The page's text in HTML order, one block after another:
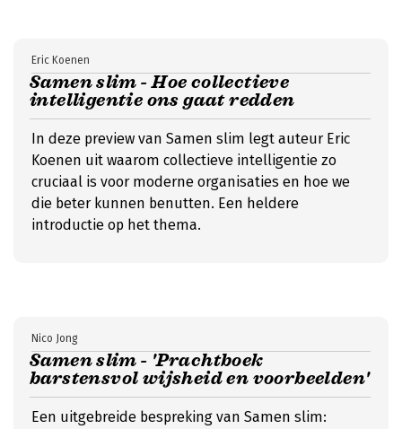
Samen slim - Hoe collectieve
intelligentie ons gaat redden
Eric Koenen
In deze preview van Samen slim legt auteur Eric
Koenen uit waarom collectieve intelligentie zo
cruciaal is voor moderne organisaties en hoe we
die beter kunnen benutten. Een heldere
introductie op het thema.
Samen slim - 'Prachtboek
barstensvol wijsheid en voorbeelden'
Nico Jong
Een uitgebreide bespreking van Samen slim: